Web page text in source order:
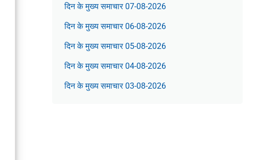
दिन के मुख्य समाचार 07-08-2026
दिन के मुख्य समाचार 06-08-2026
दिन के मुख्य समाचार 05-08-2026
दिन के मुख्य समाचार 04-08-2026
दिन के मुख्य समाचार 03-08-2026